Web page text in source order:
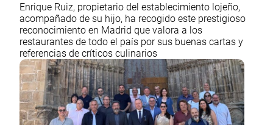
Enrique Ruiz, propietario del establecimiento lojeño,
acompañado de su hijo, ha recogido este prestigioso
reconocimiento en Madrid que valora a los
restaurantes de todo el país por sus buenas cartas y
referencias de críticos culinarios